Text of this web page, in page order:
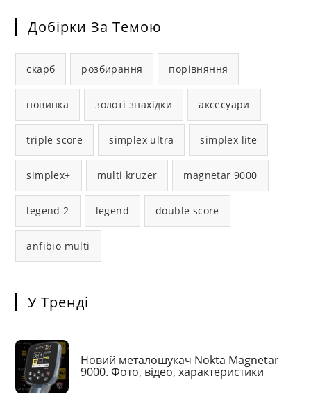
Добірки За Темою
скарб розбирання порівняння
новинка золоті знахідки аксесуари
triple score simplex ultra simplex lite
simplex+ multi kruzer magnetar 9000
legend 2 legend double score
anfibio multi
У Тренді
Новий металошукач Nokta Magnetar
9000. Фото, відео, характеристики